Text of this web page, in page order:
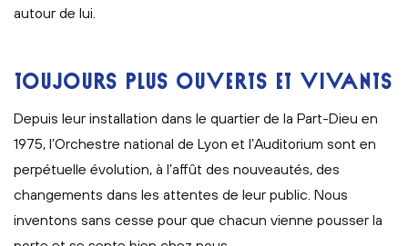
autour de lui.
TOUJOURS PLUS OUVERTS ET VIVANTS
Depuis leur installation dans le quartier de la Part-Dieu en
1975, l’Orchestre national de Lyon et l’Auditorium sont en
perpétuelle évolution, à l’affût des nouveautés, des
changements dans les attentes de leur public. Nous
inventons sans cesse pour que chacun vienne pousser la